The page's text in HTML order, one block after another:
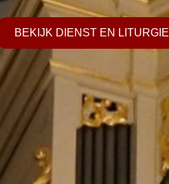
BEKIJK DIENST EN LITURGIE